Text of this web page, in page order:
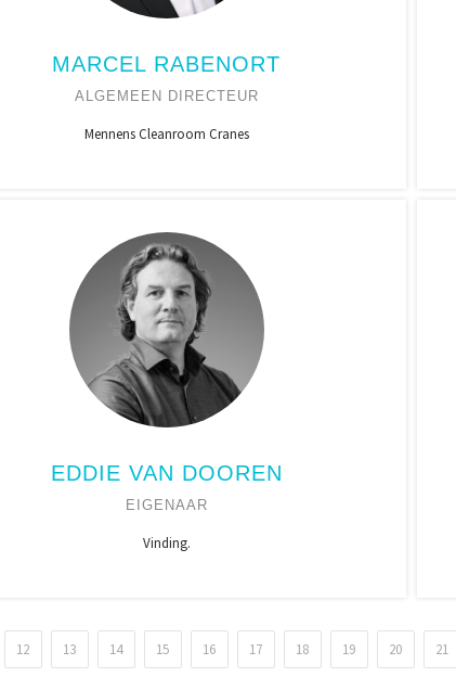
MARCEL RABENORT
ALGEMEEN DIRECTEUR
Mennens Cleanroom Cranes
EDDIE VAN DOOREN
EIGENAAR
Vinding.
12 13 14 15 16 17 18 19 20 21